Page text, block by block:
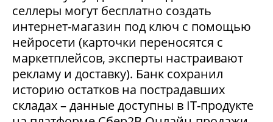
селлеры могут бесплатно создать
интернет-магазин под ключ с помощью
нейросети (карточки переносятся с
маркетплейсов, эксперты настраивают
рекламу и доставку). Банк сохранил
историю остатков на пострадавших
складах – данные доступны в IT-продукте